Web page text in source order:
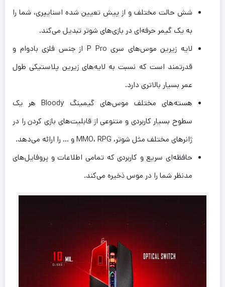
شش حالت مختلف و از پیش تعیین شده اسنایپری، شما را
به یک گیمر حرفه‌ای در بازی‌های شوتر تبدیل می‌کند.
لایه زیرین موس‌های سری P Pro از جنس فلزی بادوام و
قدرتمند است که نسبت به لایه‌های زیرین پلاستیکی طول
عمر بسیار بالاتری دارد.
هسته‌های مختلف موس‌های گیمینگ Bloody هر یک
سطوح بسیار کاربردی و متنوعی از قابلیت‌های بازی کردن را در
ژانرهای مختلف مثل شوتر، MMO، RPG و … را ارائه می‌دهد.
حافظه‌ای سریع و کاربردی که تمامی اطلاعات و پروفایل‌های
مدنظر شما را در موس ذخیره می‌کند.